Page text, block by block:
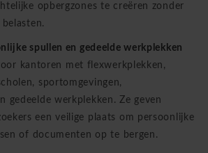
opbergzones te creëren zonder
spullen en gedeelde werkplekken
kantoren met flexwerkplekken,
sportomgevingen,
gedeelde werkplekken. Ze geven
een veilige plaats om persoonlijke
of documenten op te bergen.